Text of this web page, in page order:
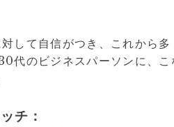
して自信がつき、これから
代のビジネスパーソンに、
チ：